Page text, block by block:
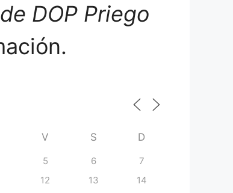
DOP Priego
V S D
5 6
7
12 13
14